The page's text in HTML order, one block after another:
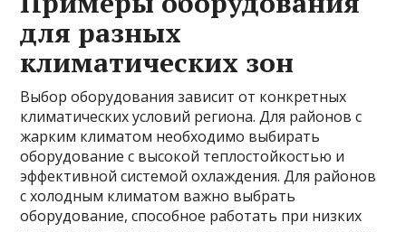
для разных
климатических зон
Выбор оборудования зависит от конкретных
климатических условий региона. Для районов с
жарким климатом необходимо выбирать
оборудование с высокой теплостойкостью и
эффективной системой охлаждения. Для районов
с холодным климатом важно выбрать
оборудование, способное работать при низких